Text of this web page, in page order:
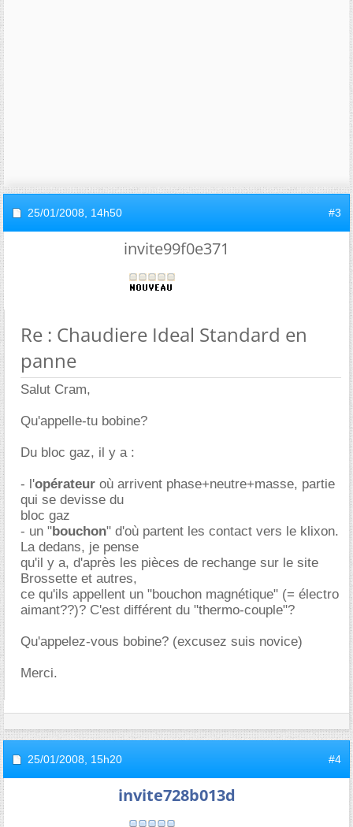
25/01/2008, 14h50 #3
invite99f0e371
Re : Chaudiere Ideal Standard en
panne
Salut Cram,
Qu'appelle-tu bobine?
Du bloc gaz, il y a :
- l'opérateur où arrivent phase+neutre+masse, partie
qui se devisse du
bloc gaz
- un "bouchon" d'où partent les contact vers le klixon.
La dedans, je pense
qu'il y a, d'après les pièces de rechange sur le site
Brossette et autres,
ce qu'ils appellent un "bouchon magnétique" (= électro
aimant??)? C'est différent du "thermo-couple"?
Qu'appelez-vous bobine? (excusez suis novice)
Merci.
25/01/2008, 15h20 #4
invite728b013d